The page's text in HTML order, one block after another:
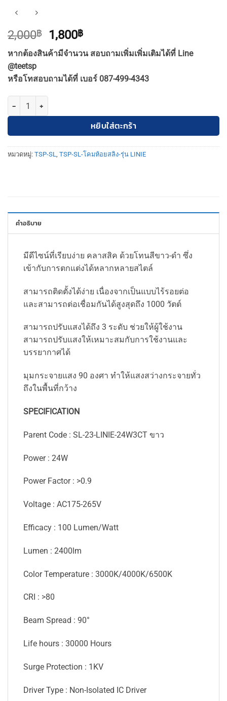
2,000฿
Original
price
was:
2,000฿.
1,800฿Current
is:
1,800฿.
หากต้องสินค้ามีจำนวน สอบถามเพิ่มเพิ่มเติมได้ที่ Line
@teetsp
หรือโทสอบถามได้ที่ เบอร์ 087-499-4343
จำนวน TSP-SL-23-LINIE-24W3CT-WH โคมไฟห้อยสลิง ออฟฟิศ ต่อยา
หยิบใส่ตะกร้า
หมวดหมู่: TSP-SL, TSP-SL-โคมห้อยสลิง-รุ่น LINIE
คำอธิบาย
มีดีไซน์ที่เรียบง่าย คลาสสิค ด้วยโทนสีขาว-ดำ ซึ่ง
เข้ากับการตกแต่งได้หลากหลายสไตล์
สามารถติดตั้งได้ง่าย เนื่องจากเป็นแบบไร้รอยต่อ
และสามารถต่อเชื่อมกันได้สูงสุดถึง 1000 วัตต์
สามารถปรับแสงได้ถึง 3 ระดับ ช่วยให้ผู้ใช้งาน
สามารถปรับแสงให้เหมาะสมกับการใช้งานและ
บรรยากาศได้
มุมกระจายแสง 90 องศา ทำให้แสงสว่างกระจายทั่ว
ถึงในพื้นที่กว้าง
SPECIFICATION
Parent Code : SL-23-LINIE-24W3CT ขาว
Power : 24W
Power Factor : >0.9
Voltage : AC175-265V
Efficacy : 100 Lumen/Watt
Lumen : 2400lm
Color Temperature : 3000K/4000K/6500K
CRI : >80
Beam Spread : 90°
Life hours : 30000 Hours
Surge Protection : 1KV
Driver Type : Non-Isolated IC Driver